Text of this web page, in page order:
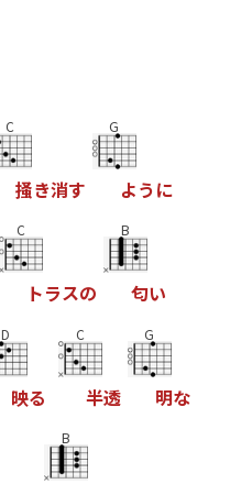
C
掻き消す
G
よう に
C
トラスの
B
匂い
D
映る
C
半透
G
明な
B